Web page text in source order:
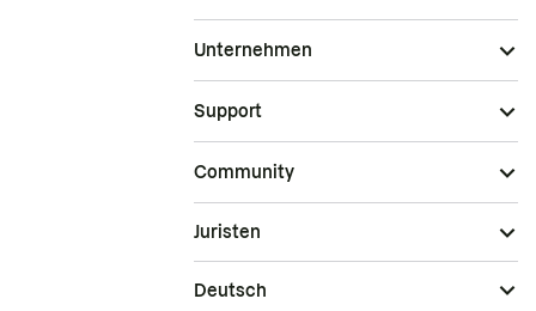
Unternehmen
Support
Community
Juristen
Deutsch